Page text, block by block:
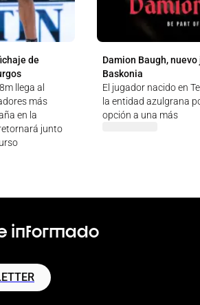
de
llega al
más
en la
junto
Damion Baugh,
Baskonia
El jugador nacido en
la entidad azulgrana
opción a una más
informado